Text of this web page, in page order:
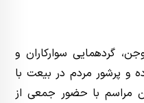
گردهمایی سوارکاران و
و پرشور مردم در بیعت با
مراسم با حضور جمعی از